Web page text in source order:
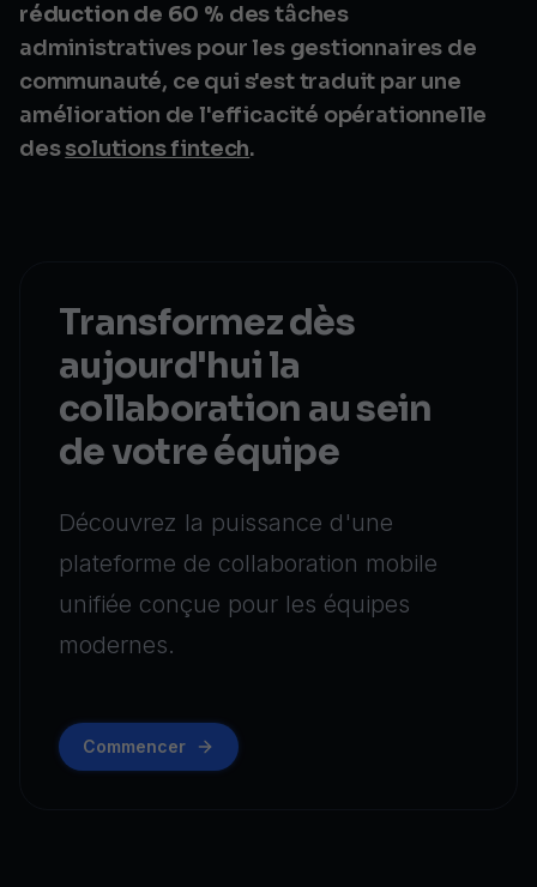
réduction de 60 % des tâches
administratives pour les gestionnaires de
communauté, ce qui s'est traduit par une
amélioration de l'efficacité opérationnelle
dessolutions fintech.
Transformez dès
aujourd'hui la
collaboration au sein
de votre équipe
Découvrez la puissance d'une
plateforme de collaboration mobile
unifiée conçue pour les équipes
modernes.
Commencer